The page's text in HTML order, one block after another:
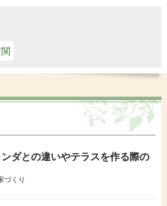
ダとの違いやテラスを作る際の
づくり